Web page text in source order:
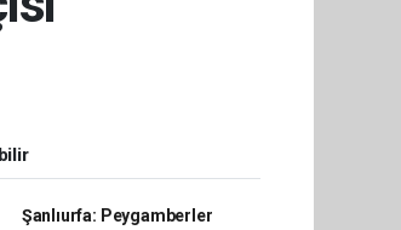
Şanlıurfa: Peygamberler